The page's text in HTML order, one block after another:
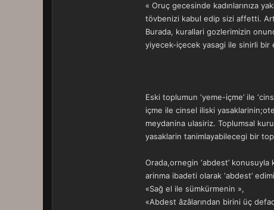
« Oruç gecesinde kadınlarınıza
tövbenizi kabul edip sizi affetti.
Burada, kurallari gozlerimizin
yiyecek-içecek yasagi ile sinirli bir
Eski toplumun ‘yeme-içme’ ile
içme ile cinsel iliski
meydanina ulasiriz. Toplumsal
yasaklarin tanimlayabilecegi bir
Orada,ornegin ‘abdest’
arinma ibadeti olarak ‘abdest’
«Sağ el ile sümkürmenin »,
«Abdest âzâlarından birini üç